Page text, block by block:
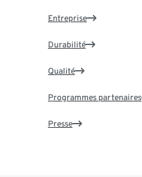
Entreprise
Durabilité
Qualité
Programmes partenaires
Presse